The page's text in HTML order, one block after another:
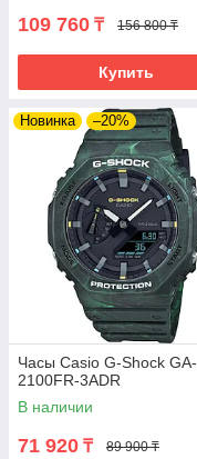
109 760 ₸ 156 800 ₸
Купить
Новинка –20%
Часы Casio G-Shock GA-
2100FR-3ADR
В наличии
71 920 ₸ 89 900 ₸